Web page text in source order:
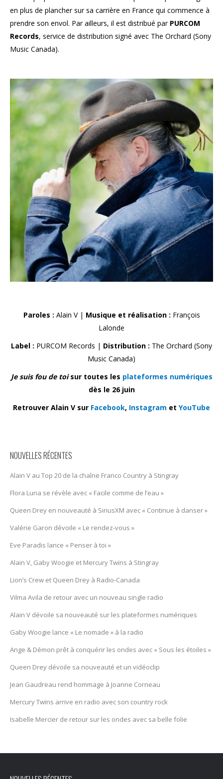
en plus de plancher sur sa carrière en France qui commence à
prendre son envol. Par ailleurs, il est distribué par PURCOM
Records, service de distribution signé avec The Orchard (Sony
Music Canada).
Paroles : Alain V | Musique et réalisation : François
Lalonde
Label : PURCOM Records | Distribution : The Orchard (Sony
Music Canada)
Je suis fou de toisur toutes les plateformes numériques
dès le 26 juin
Retrouver Alain V sur Facebook, Instagram et YouTube
NOUVELLES RÉCENTES
Alain V au Top 20 de la chaîne Franco Country à Stingray
Flora Luna se révèle avec « Facile comme de l’eau »
Queen Drey en nouveauté à SiriusXM avec « Continue à danser »
Valérie Garon dévoile « Le rendez-vous »
Eve Paradis lance « Penser à toi »
Alain V, Gaby Woogie et Mercury Twïns à Stingray
Lion’s Crew et Queen Drey à Radio-Canada
Vilma Avila de retour avec un nouveau single radio
Alain V dévoile sa nouveauté sur les plateformes numériques
Gaby Woogie lance « Le nomade » à la radio
Ange & Démon prêt à conquérir les ondes avec « Sous les étoiles »
Queen Drey dévoile sa nouveauté et un vidéoclip
Jean Gaudreau rend hommage à Joanne Corneau
Mercury Twïns arrive en radio avec son country rock
Isabelle Mercier de retour sur les ondes avec sa belle folie